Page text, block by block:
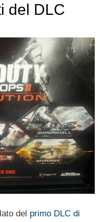
del DLC
del primo DLC di